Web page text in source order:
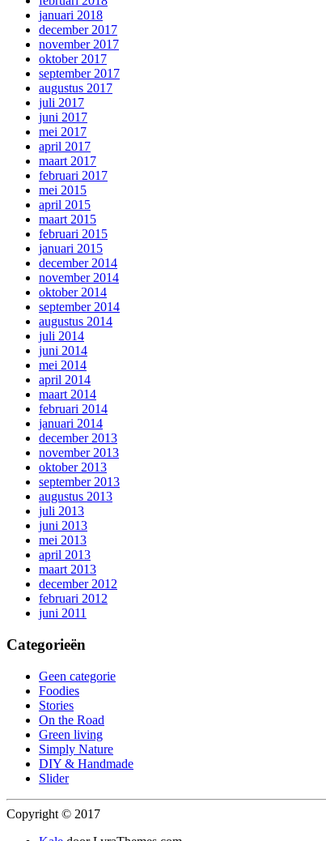
januari 2018
december 2017
november 2017
oktober 2017
september 2017
augustus 2017
juli 2017
juni 2017
mei 2017
april 2017
maart 2017
februari 2017
mei 2015
april 2015
maart 2015
februari 2015
januari 2015
december 2014
november 2014
oktober 2014
september 2014
augustus 2014
juli 2014
juni 2014
mei 2014
april 2014
maart 2014
februari 2014
januari 2014
december 2013
november 2013
oktober 2013
september 2013
augustus 2013
juli 2013
juni 2013
mei 2013
april 2013
maart 2013
december 2012
februari 2012
juni 2011
Categorieën
Geen categorie
Foodies
Stories
On the Road
Green living
Simply Nature
DIY & Handmade
Slider
Copyright © 2017